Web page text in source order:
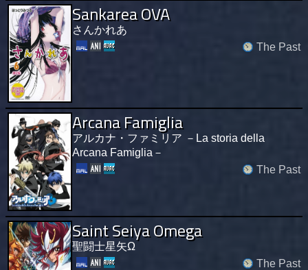
Sankarea OVA
さんかれあ
The Past
Arcana Famiglia
アルカナ・ファミリア －La storia della
Arcana Famiglia－
The Past
Saint Seiya Omega
聖闘士星矢Ω
The Past